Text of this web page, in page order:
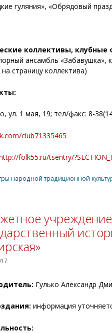
гуляния», «Обрядовый
коллективы, клубные
ансамбль «Забавушка»,
страницу коллектива)
ул. 1 мая, 19; тел/факс: 8-
club71335465
folk55.ru/tsentry/
народной традиционной
Гулько Александр
информация